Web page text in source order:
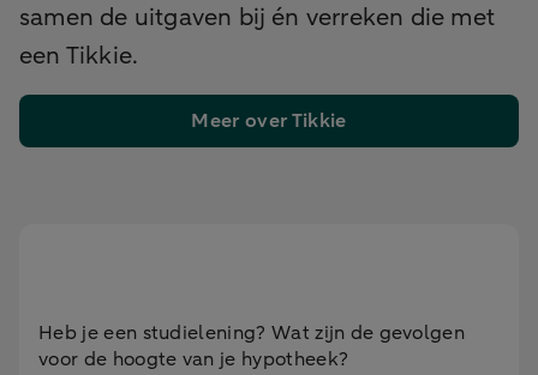
samen de uitgaven bij én verreken die met
een Tikkie.
Meer over Tikkie
Heb je een studielening? Wat zijn de gevolgen
voor de hoogte van je hypotheek?